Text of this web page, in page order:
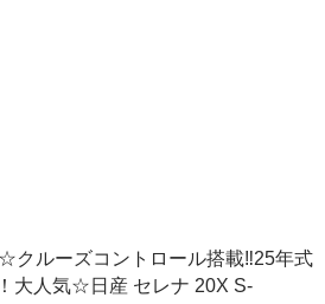
クルーズコントロール搭載‼️25年式
大人気☆日産 セレナ 20X S-